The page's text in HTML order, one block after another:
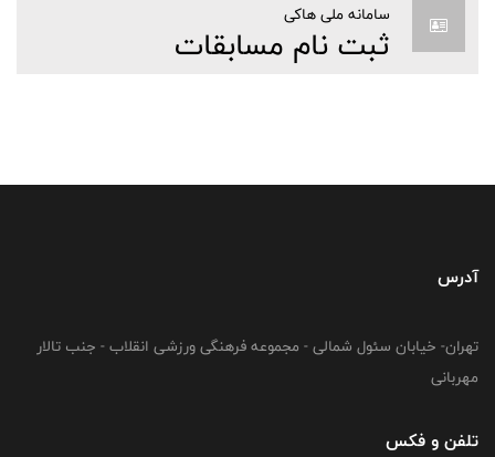
سامانه ملی هاکی
ثبت نام مسابقات
آدرس
تهران- خیابان سئول شمالی - مجموعه فرهنگی ورزشی انقلاب - جنب تالار
مهربانی
تلفن و فکس